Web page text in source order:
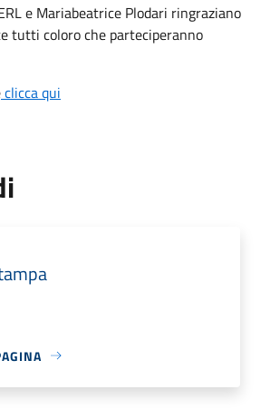
e Mariabeatrice Plodari ringraziano
tutti coloro che parteciperanno
clicca qui